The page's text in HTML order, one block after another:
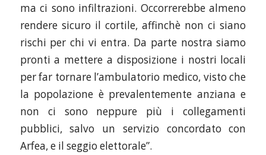
ma ci sono infiltrazioni. Occorrerebbe almeno
rendere sicuro il cortile, affinchè non ci siano
rischi per chi vi entra. Da parte nostra siamo
pronti a mettere a disposizione i nostri locali
per far tornare l’ambulatorio medico, visto che
la popolazione è prevalentemente anziana e
non ci sono neppure più i collegamenti
pubblici, salvo un servizio concordato con
Arfea, e il seggio elettorale”.